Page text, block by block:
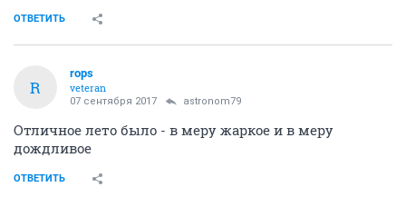
ОТВЕТИТЬ
R
rops
veteran
07 сентября 2017 astronom79
Отличное лето было - в меру жаркое и в меру
дождливое
ОТВЕТИТЬ